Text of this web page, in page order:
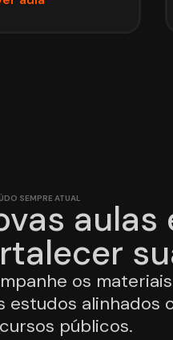
SEMPRE ATUAL
os
estudos alinhados
públicos.